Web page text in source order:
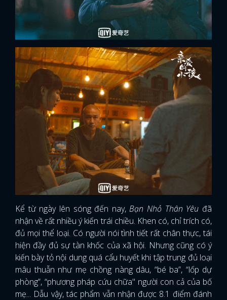
Kể từ ngày lên sóng đến nay,Bạn Nhỏ Thân Yêu đã
nhận về rất nhiều ý kiến trái chiều. Khen có, chỉ trích có,
đủ mọi thể loại. Có người nói tình tiết rất chân thực, tái
hiện đầy đủ sự tàn khốc của xã hội. Nhưng cũng có ý
kiến bày tỏ nội dung quá cẩu huyết khi tập trung đủ loại
mâu thuẫn như mẹ chồng nàng dâu, “bé ba”, “lốp dự
phòng”, “phương pháp cứu chữa" người con cả của bố
mẹ... Dẫu vậy, tác phẩm vẫn nhận được 8.1 điểm đánh